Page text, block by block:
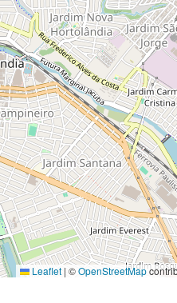
Leaflet | ©OpenStreetMap